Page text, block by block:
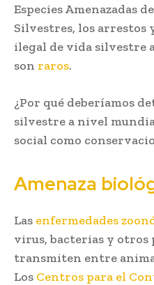
Especies Amenazadas
Silvestres, los arrestos
ilegal de vida silvestre
son raros.
¿Por qué deberíamos
silvestre a nivel
social como
Amenaza
Las enfermedades
virus, bacterias y otros
transmiten entre
Los Centros para el